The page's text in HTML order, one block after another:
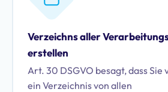
Verzeichns aller
erstellen
Art. 30 DSGVO besagt, dass
ein Verzeichnis von allen